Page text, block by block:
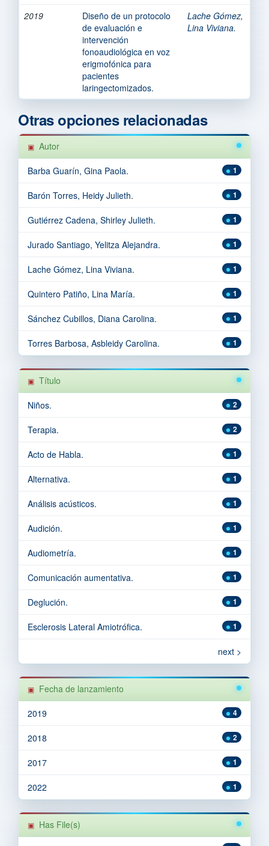
2019
Diseño de un protocolo
de evaluación e
intervención
fonoaudiológica en voz
erigmofónica para
pacientes
laringectomizados.
Lache Gómez,
Lina Viviana.
Otras opciones relacionadas
Autor
1
Barba Guarín, Gina Paola.
1
Barón Torres, Heidy Julieth.
1
Gutiérrez Cadena, Shirley Julieth.
1
Jurado Santiago, Yelitza Alejandra.
1
Lache Gómez, Lina Viviana.
1
Quintero Patiño, Lina María.
1
Sánchez Cubillos, Diana Carolina.
1
Torres Barbosa, Asbleidy Carolina.
Título
2
Niños.
2
Terapia.
1
Acto de Habla.
1
Alternativa.
1
Análisis acústicos.
1
Audición.
1
Audiometría.
1
Comunicación aumentativa.
1
Deglución.
1
Esclerosis Lateral Amiotrófica.
next >
Fecha de lanzamiento
4
2019
2
2018
1
2017
1
2022
Has File(s)